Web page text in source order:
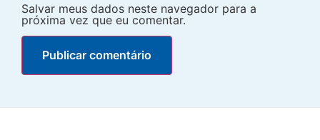
Salvar meus dados neste navegador para a
próxima vez que eu comentar.